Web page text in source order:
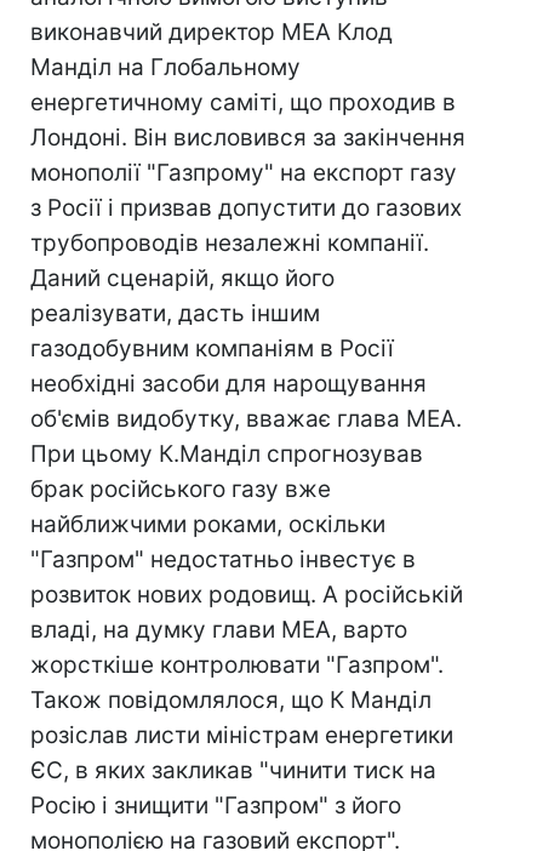
виконавчий директор МЕА Клод
Манділ на Глобальному
енергетичному саміті, що проходив в
Лондоні. Він висловився за закінчення
монополії "Газпрому" на експорт газу
з Росії і призвав допустити до газових
трубопроводів незалежні компанії.
Даний сценарій, якщо його
реалізувати, дасть іншим
газодобувним компаніям в Росії
необхідні засоби для нарощування
об'ємів видобутку, вважає глава МЕА.
При цьому К.Манділ спрогнозував
брак російського газу вже
найближчими роками, оскільки
"Газпром" недостатньо інвестує в
розвиток нових родовищ. А російській
владі, на думку глави МЕА, варто
жорсткіше контролювати "Газпром".
Також повідомлялося, що К Манділ
розіслав листи міністрам енергетики
ЄС, в яких закликав "чинити тиск на
Росію і знищити "Газпром" з його
монополією на газовий експорт".